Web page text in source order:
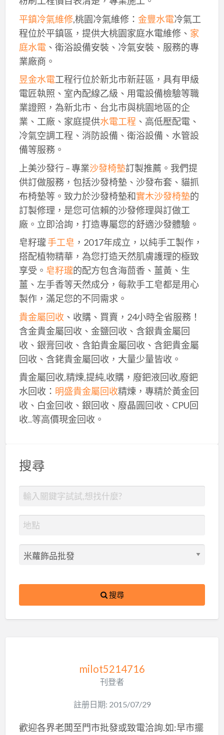
平鎮冷氣維修,桃園冷氣維修： 金豐水電冷氣工
程位於平鎮區，提供大桃園家庭水電維修、 家
庭水電、衛浴設備安裝、冷氣安裝、服務的專
業廠商。
昱金水電工程行位於新北市新莊區，具有甲級
電匠執照、室內配線乙級、用電設備檢驗等職
業證照，為新北市、台北市與桃園地區的企
業、工廠、家庭提供水電工程 、高低壓配電、
冷氣空調工程、消防設備、衛浴設備、水管設
備等服務。
上美沙發行 – 專業沙發椅墊訂製推薦。我們提
供訂做服務，包括沙發椅墊、沙發布套、貓抓
布椅墊等。致力於沙發椅墊和實木沙發椅墊的
訂製修理，是您可信賴的沙發修理與訂做工
廠。立即洽詢，打造專屬您的舒適沙發體驗。
皂籽瓏手工皂 ，2017年成立，以純手工製作，
搭配植物精華，為您打造天然肌膚護理的極致
享受。 皂籽瓏的配方包含海茴香、薑黃、生
薑、左手香等天然成分，每款手工皂都是用心
製作，滿足您的不同需求。
貴金屬回收、收購、買賣，24小時全省服務！
含金貴金屬回收、金鹽回收、含銀貴金屬回
收、銀膏回收、含鉑貴金屬回收、含鈀貴金屬
回收、含銠貴金屬回收，大量少量皆收。
貴金屬回收,精煉,提純,收購，廢鈀液回收,廢鈀
水回收： 明盛貴金屬回收精煉，專精於黃金回
收、白金回收、銀回收、廢晶圓回收、CPU回
收..等高價現金回收。
搜尋
搜尋
milot5214716
刊登者
註册日期: 2015/07/29
歡迎各界老闆至門市批發或致電洽詢.如:早市擺